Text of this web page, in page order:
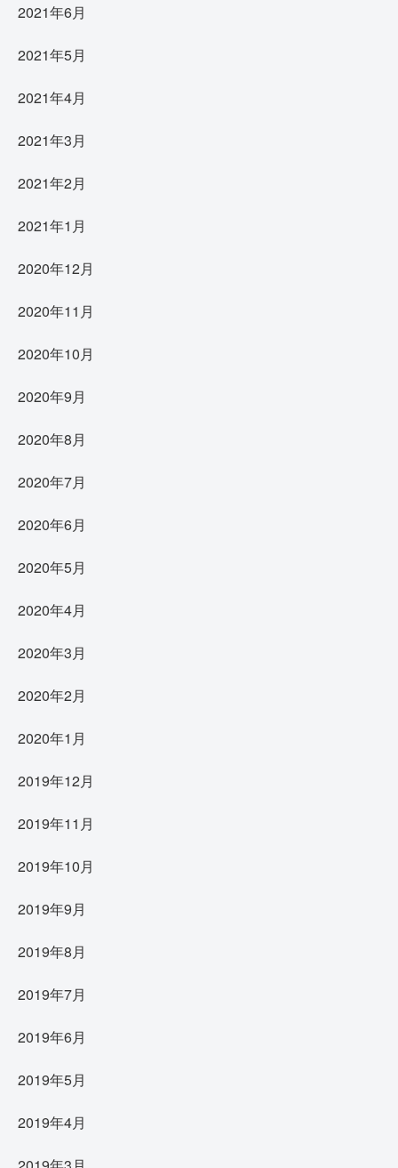
2021年6月
2021年5月
2021年4月
2021年3月
2021年2月
2021年1月
2020年12月
2020年11月
2020年10月
2020年9月
2020年8月
2020年7月
2020年6月
2020年5月
2020年4月
2020年3月
2020年2月
2020年1月
2019年12月
2019年11月
2019年10月
2019年9月
2019年8月
2019年7月
2019年6月
2019年5月
2019年4月